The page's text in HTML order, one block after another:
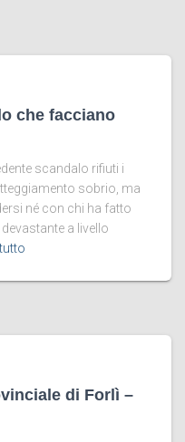
che facciano
scandalo rifiuti i
sobrio, ma
né con chi ha fatto
a livello
tutto
di Forlì –